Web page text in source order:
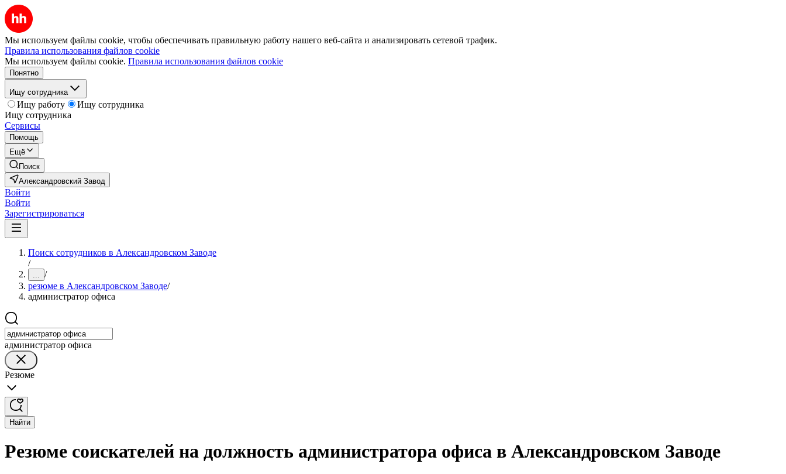
Мы используем файлы cookie, чтобы обеспечивать правильную работу нашего веб-сайта и анализировать сетевой трафик.
Правила использования файлов cookie
Мы используем файлы cookie. Правила использования файлов cookie
Понятно
Ищу сотрудника
Ищу работу
Ищу сотрудника
Ищу сотрудника
Сервисы
Помощь
Ещё
Поиск
Александровский Завод
Войти
Войти
Зарегистрироваться
Поиск сотрудников в Александровском Заводе
/
... /
резюме в Александровском Заводе/
администратор офиса
администратор офиса
Резюме
Найти
Резюме соискателей на должность администратора офиса в Александровском Заводе